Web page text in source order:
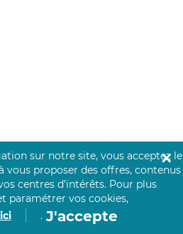
sur notre site, vous acceptez le
vous proposer des offres, contenus
centres d’intérêts. Pour plus
paramétrer vos cookies,
. J'accepte
✕